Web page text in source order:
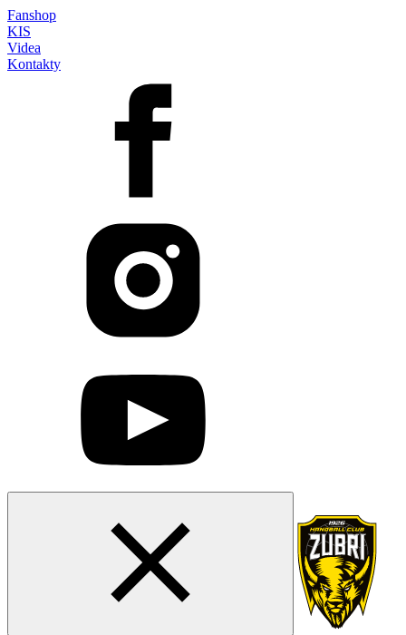
Fanshop
KIS
Videa
Kontakty